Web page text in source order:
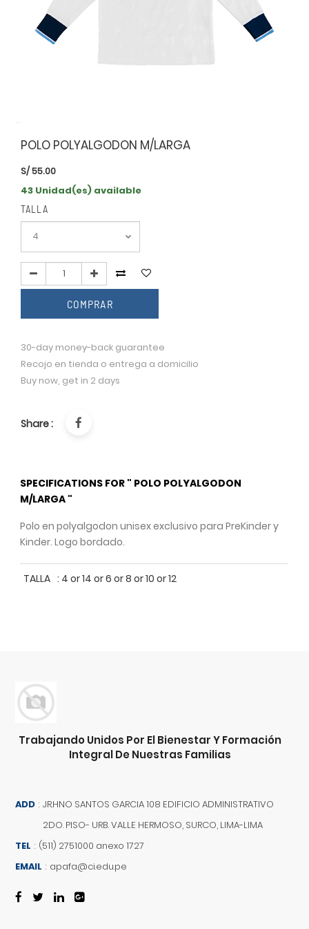
POLO POLYALGODON M/LARGA
S/55.00
43 Unidad(es) available
TALLA
COMPRAR
30-day money-back guarantee
Recojo en tienda o entrega a domicilio
Buy now, get in 2 days
Share :
SPECIFICATIONS FOR " POLO POLYALGODON
M/LARGA "
Polo en polyalgodon unisex exclusivo para PreKinder y
Kinder. Logo bordado.
TALLA : 4 or 14 or 6 or 8 or 10 or 12
Trabajando Unidos Por El Bienestar Y Formación
Integral De Nuestras Familias
ADD : JR.HNO SANTOS GARCIA 108 EDIFICIO ADMINISTRATIVO
2DO. PISO- URB. VALLE HERMOSO, SURCO, LIMA-LIMA
TEL : (511) 2751000 anexo 1727
EMAIL : apafa@ci.edu.pe